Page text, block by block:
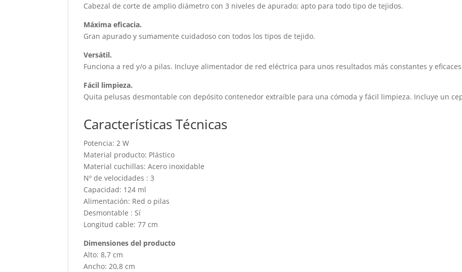
Cabezal de corte de amplio diámetro con 3 niveles de apurado; apto para todo tipo de tejidos.
Máxima eficacia.
Gran apurado y sumamente cuidadoso con todos los tipos de tejido.
Versátil.
Funciona a red y/o a pilas. Incluye alimentador de red eléctrica para unos resultados más constantes y
Fácil limpieza.
Quita pelusas desmontable con depósito contenedor extraíble para una cómoda y fácil limpieza. Incluye un
Características Técnicas
Potencia: 2 W
Material producto: Plástico
Material cuchillas: Acero inoxidable
Nº de velocidades : 3
Capacidad: 124 ml
Alimentación: Red o pilas
Desmontable : Sí
Longitud cable: 77 cm
Dimensiones del producto
Alto: 8,7 cm
Ancho: 20,8 cm